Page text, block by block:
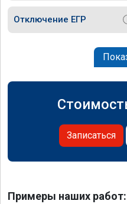
Отключение ЕГР
Записаться
Примеры наших работ: